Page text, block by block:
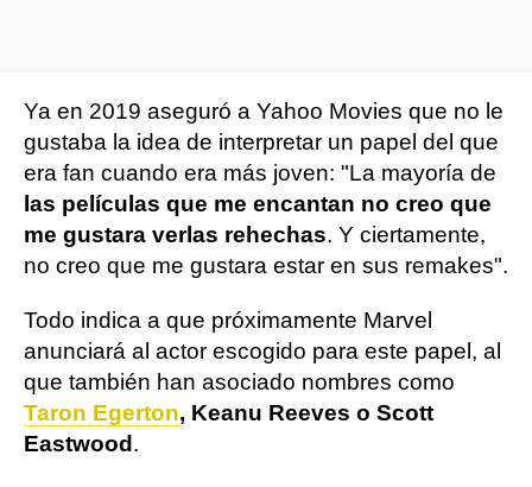
Ya en 2019 aseguró a Yahoo Movies que no le
gustaba la idea de interpretar un papel del que
era fan cuando era más joven: "La mayoría de
las películas que me encantan no creo que
me gustara verlas rehechas. Y ciertamente,
no creo que me gustara estar en sus remakes".
Todo indica a que próximamente Marvel
anunciará al actor escogido para este papel, al
que también han asociado nombres como
Taron Egerton, Keanu Reeves o Scott
Eastwood .